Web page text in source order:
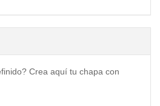
Crea aquí tu chapa con